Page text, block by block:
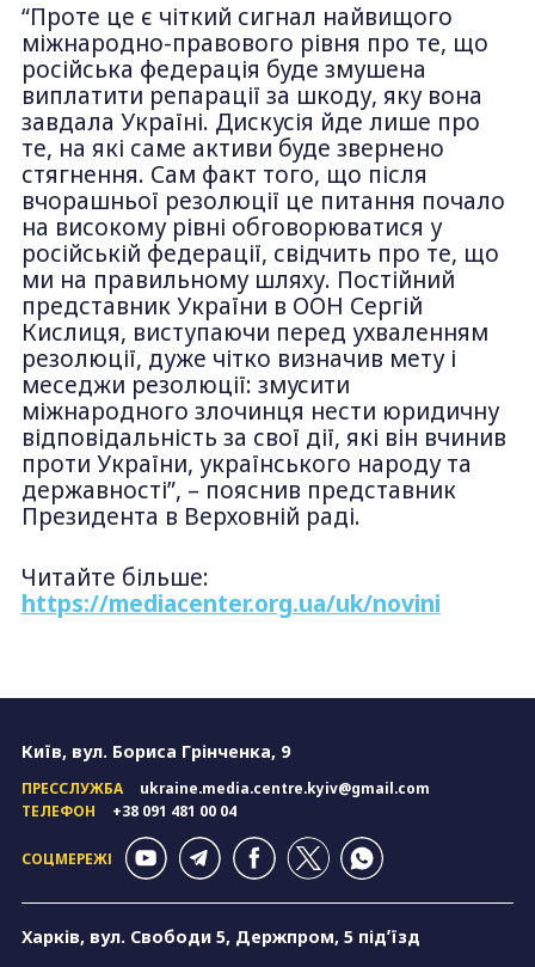
“Проте це є чіткий сигнал найвищого
міжнародно-правового рівня про те, що
російська федерація буде змушена
виплатити репарації за шкоду, яку вона
завдала Україні. Дискусія йде лише про
те, на які саме активи буде звернено
стягнення. Сам факт того, що після
вчорашньої резолюції це питання почало
на високому рівні обговорюватися у
російській федерації, свідчить про те, що
ми на правильному шляху. Постійний
представник України в ООН Сергій
Кислиця, виступаючи перед ухваленням
резолюції, дуже чітко визначив мету і
меседжи резолюції: змусити
міжнародного злочинця нести юридичну
відповідальність за свої дії, які він вчинив
проти України, українського народу та
державності”, – пояснив представник
Президента в Верховній раді.
Читайте більше:
https://mediacenter.org.ua/uk/novini
Київ, вул. Бориса Грінченка, 9
ПРЕССЛУЖБА
ukraine.media.centre.kyiv@gmail.com
ТЕЛЕФОН
+38 091 481 00 04
СОЦМЕРЕЖІ
Харків, вул. Свободи 5, Держпром, 5 підʼїзд